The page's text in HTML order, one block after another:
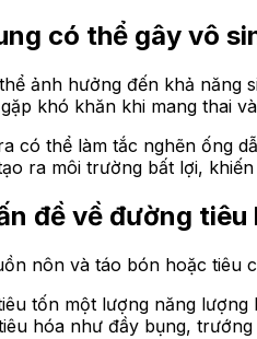
có thể gây vô
ảnh hưởng đến khả
khó khăn khi mang thai
có thể làm tắc nghẽn ống
ra môi trường bất lợi,
đề về đường tiêu
nôn và táo bón hoặc tiêu
tốn một lượng năng
hóa như đầy bụng,